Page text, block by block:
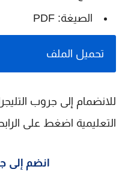
الصيغة: PDF
تحميل الملف
للانضمام إلى جروب
التعليمية اضغط على
انضم إلى